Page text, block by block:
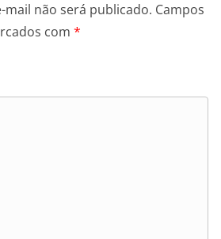
mail não será publicado. Campos
com *